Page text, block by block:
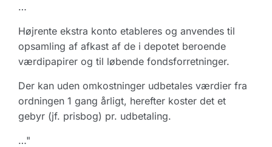
…
Højrente ekstra konto etableres og anvendes til
opsamling af afkast af de i depotet beroende
værdipapirer og til løbende fondsforretninger.
Der kan uden omkostninger udbetales værdier fra
ordningen 1 gang årligt, herefter koster det et
gebyr (jf. prisbog) pr. udbetaling.
…"